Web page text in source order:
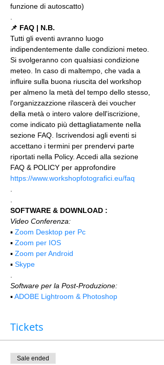
funzione di autoscatto)
📌 FAQ | N.B.
Tutti gli eventi avranno luogo
indipendentemente dalle condizioni meteo.
Si svolgeranno con qualsiasi condizione
meteo. In caso di maltempo, che vada a
influire sulla buona riuscita del workshop
per almeno la metà del tempo dello stesso,
l'organizzazzione rilascerà dei voucher
della metà o intero valore dell'iscrizione,
come indicato più dettagliatamente nella
sezione FAQ. Iscrivendosi agli eventi si
accettano i termini per prendervi parte
riportati nella Policy. Accedi alla sezione
FAQ & POLICY per approfondire
https://www.workshopfotografici.eu/faq
SOFTWARE & DOWNLOAD :
Video Conferenza:
▪️ Zoom Desktop per Pc
▪️ Zoom per IOS
▪️ Zoom per Android
▪️ Skype
Software per la Post-Produzione:
▪️ ADOBE Lightroom & Photoshop
Tickets
Sale ended